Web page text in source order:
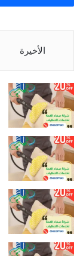
الأخيرة